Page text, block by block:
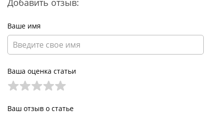
Добавить отзыв:
Ваше имя
Ваша оценка статьи
Ваш отзыв о статье